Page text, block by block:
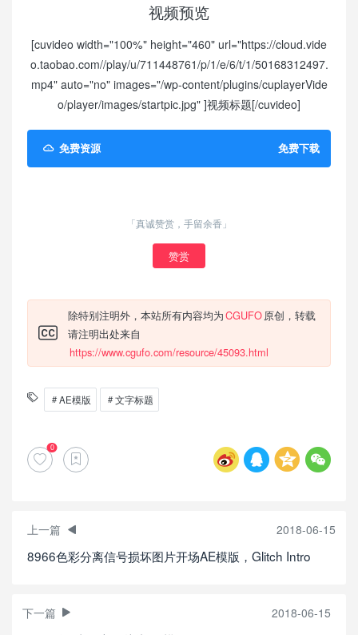
视频预览
[cuvideo width="100%" height="460" url="https://cloud.vide
o.taobao.com//play/u/711448761/p/1/e/6/t/1/50168312497.
mp4" auto="no" images="/wp-content/plugins/cuplayerVide
o/player/images/startpic.jpg" ]视频标题[/cuvideo]
免费资源 免费下载
「真诚赞赏，手留余香」
赞赏
除特别注明外，本站所有内容均为CGUFO 原创，转载
请注明出处来自
https://www.cgufo.com/resource/45093.html
AE模版 文字标题
0
上一篇 2018-06-15
8966色彩分离信号损坏图片开场AE模版，Glitch Intro
下一篇 2018-06-15